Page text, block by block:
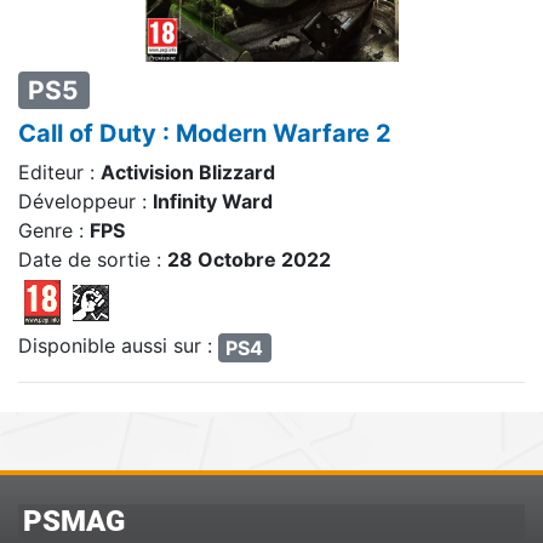
PS5
Call of Duty : Modern Warfare 2
Editeur : Activision Blizzard
Développeur : Infinity Ward
Genre : FPS
Date de sortie : 28 Octobre 2022
Disponible aussi sur : PS4
PSMAG